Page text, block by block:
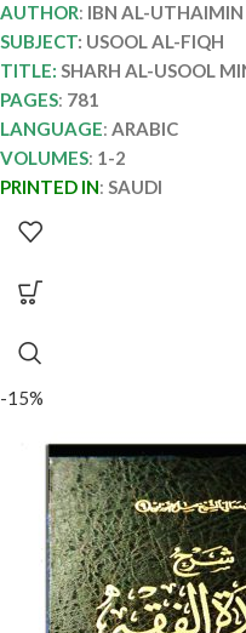
AUTHOR: IBN AL-UTHAIMIN
SUBJECT: USOOL AL-FIQH
TITLE: SHARH AL-USOOL
PAGES: 781
LANGUAGE: ARABIC
VOLUMES: 1-2
PRINTED IN: SAUDI
-15%